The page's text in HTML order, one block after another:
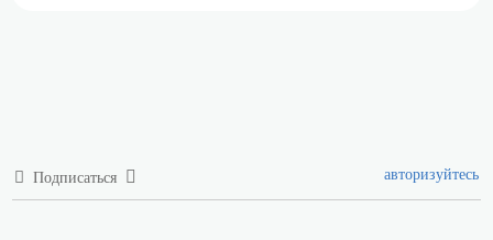
Подписаться авторизуйтесь